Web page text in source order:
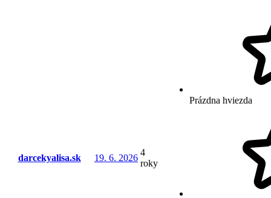
darcekyalisa.sk 19. 6. 2026
4
roky
Prázdna hviezda